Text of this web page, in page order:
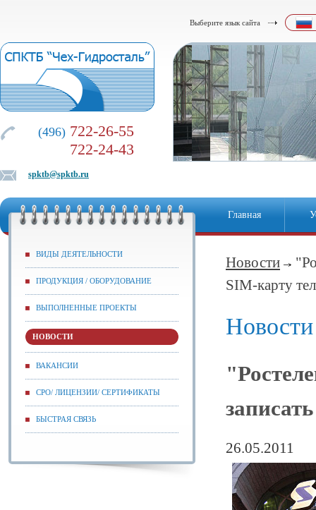
Выберите язык сайта
(496) 722-26-55
722-24-43
spktb@spktb.ru
Главная
ВИДЫ ДЕЯТЕЛЬНОСТИ
ПРОДУКЦИЯ / ОБОРУДОВАНИЕ
ВЫПОЛНЕННЫЕ ПРОЕКТЫ
НОВОСТИ
ВАКАНСИИ
СРО/ ЛИЦЕНЗИИ/ СЕРТИФИКАТЫ
БЫСТРАЯ СВЯЗЬ
Новости
SIM-карту
Новости
26.05.2011